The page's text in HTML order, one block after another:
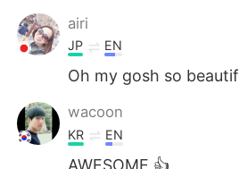
airi
JP EN
Oh my gosh so
wacoon
KR EN
AWESOME 👍